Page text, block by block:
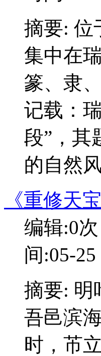
摘要: 位
集中在
篆、隶
记载：
段”，其
的自然风
《重修天
编辑:0
间:05-25
摘要: 明
吾邑滨
时，芇